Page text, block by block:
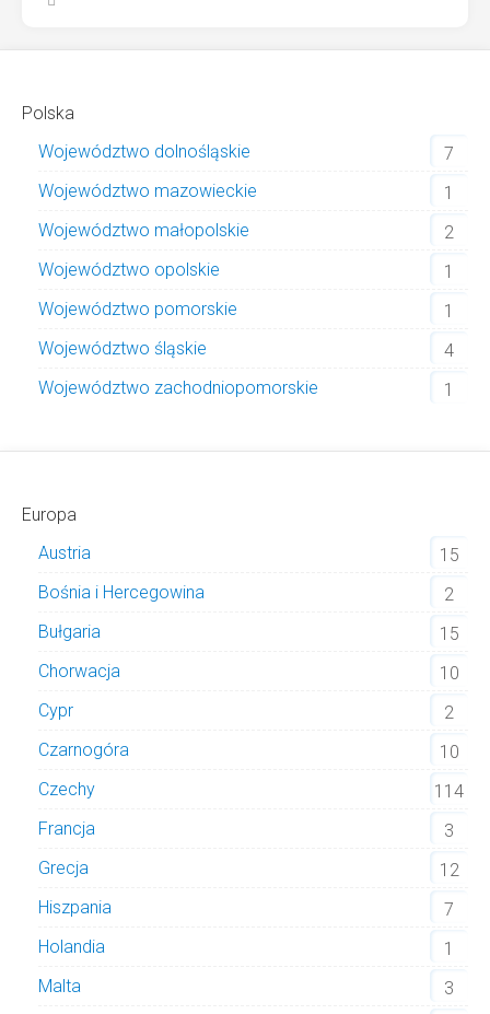
Polska
Województwo dolnośląskie
7
Województwo mazowieckie
1
Województwo małopolskie
2
Województwo opolskie
1
Województwo pomorskie
1
Województwo śląskie
4
Województwo zachodniopomorskie
1
Europa
Austria
15
Bośnia i Hercegowina
2
Bułgaria
15
Chorwacja
10
Cypr
2
Czarnogóra
10
Czechy
114
Francja
3
Grecja
12
Hiszpania
7
Holandia
1
Malta
3